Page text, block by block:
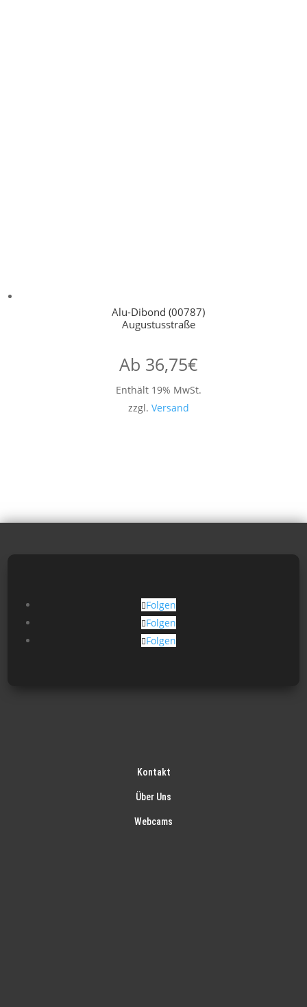
Alu-Dibond (00787)
Augustusstraße
Ab 36,75€
Enthält 19% MwSt.
zzgl. Versand
Folgen
Folgen
Folgen
Kontakt
Über Uns
Webcams